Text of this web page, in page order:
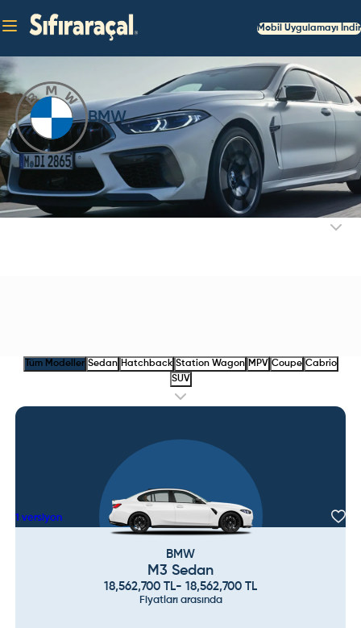
Mobil Uygulamayı İndir
BMW
Tüm Modeller Sedan Hatchback Station Wagon MPV Coupe Cabrio
SUV
1 versiyon
BMW
M3 Sedan
18,562,700 TL- 18,562,700 TL
Fiyatları arasında